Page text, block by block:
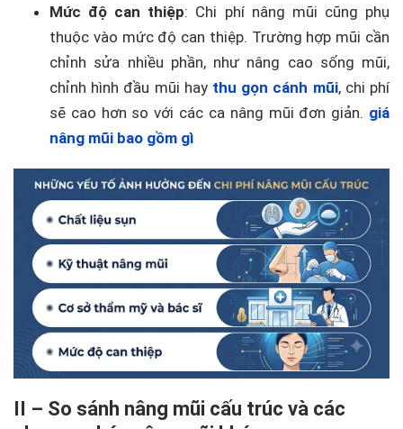
Mức độ can thiệp: Chi phí nâng mũi cũng phụ
thuộc vào mức độ can thiệp. Trường hợp mũi cần
chỉnh sửa nhiều phần, như nâng cao sống mũi,
chỉnh hình đầu mũi hay thu gọn cánh mũi, chi phí
sẽ cao hơn so với các ca nâng mũi đơn giản. giá
nâng mũi bao gồm gì
II – So sánh nâng mũi cấu trúc và các